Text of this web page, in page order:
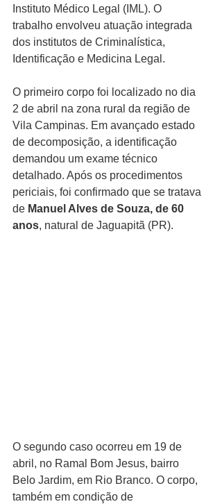
Instituto Médico Legal (IML). O
trabalho envolveu atuação integrada
dos institutos de Criminalística,
Identificação e Medicina Legal.
O primeiro corpo foi localizado no dia
2 de abril na zona rural da região de
Vila Campinas. Em avançado estado
de decomposição, a identificação
demandou um exame técnico
detalhado. Após os procedimentos
periciais, foi confirmado que se tratava
de Manuel Alves de Souza, de 60
anos, natural de Jaguapitã (PR).
O segundo caso ocorreu em 19 de
abril, no Ramal Bom Jesus, bairro
Belo Jardim, em Rio Branco. O corpo,
também em condição de